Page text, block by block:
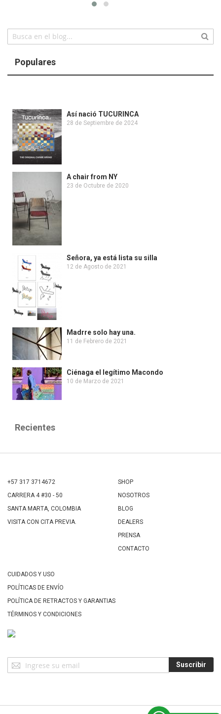
Populares
Así nació TUCURINCA
28 de Septiembre de 2024
A chair from NY
23 de Octubre de 2020
Señora, ya está lista su silla
12 de Agosto de 2021
Madrre solo hay una.
11 de Febrero de 2021
Ciénaga el legítimo Macondo
10 de Marzo de 2021
Recientes
+57 317 3714672
CARRERA 4 #30 - 50
SANTA MARTA, COLOMBIA
VISITA CON CITA PREVIA.
SHOP
NOSOTROS
BLOG
DEALERS
PRENSA
CONTACTO
CUIDADOS Y USO
POLÍTICAS DE ENVÍO
POLÍTICA DE RETRACTOS Y GARANTIAS
TÉRMINOS Y CONDICIONES
Suscríbase
a
Suscribir